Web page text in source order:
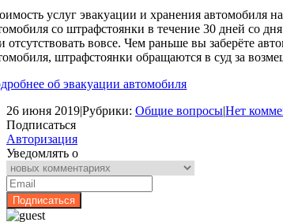
услуг эвакуации и хранения автомобиля
со штрафстоянки в течение 30 дней со
отсутствовать вовсе. Чем раньше вы заберёте
штрафстоянки обращаются в суд за
об эвакуации автомобиля
26 июня 2019|Рубрики: Общие вопросы|Нет
Подписаться
Авторизация
Уведомлять о